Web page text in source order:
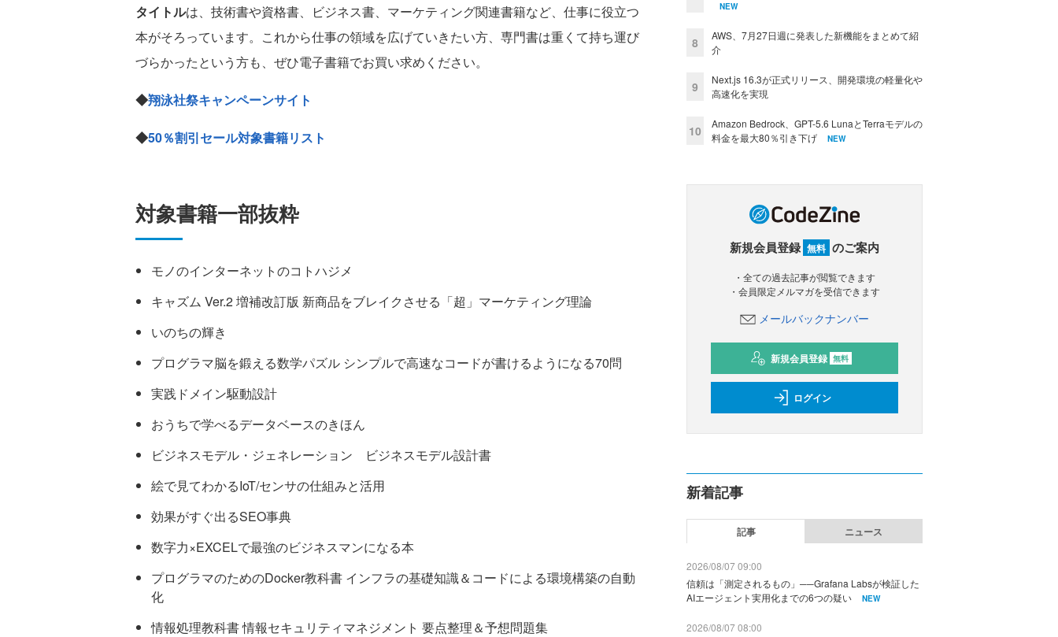
タイトルは、技術書や資格書、ビジネス書、マーケティング関連書籍など、仕事に役立つ
本がそろっています。これから仕事の領域を広げていきたい方、専門書は重くて持ち運び
づらかったという方も、ぜひ電子書籍でお買い求めください。
◆翔泳社祭キャンペーンサイト
◆50％割引セール対象書籍リスト
対象書籍一部抜粋
モノのインターネットのコトハジメ
キャズム Ver.2 増補改訂版 新商品をブレイクさせる「超」マーケティング理論
いのちの輝き
プログラマ脳を鍛える数学パズル シンプルで高速なコードが書けるようになる70問
実践ドメイン駆動設計
おうちで学べるデータベースのきほん
ビジネスモデル・ジェネレーション ビジネスモデル設計書
絵で見てわかるIoT/センサの仕組みと活用
効果がすぐ出るSEO事典
数字力×EXCELで最強のビジネスマンになる本
プログラマのためのDocker教科書 インフラの基礎知識＆コードによる環境構築の自動
化
情報処理教科書 情報セキュリティマネジメント 要点整理＆予想問題集
NEW
8
AWS、7月27日週に発表した新機能をまとめて紹
介
9
Next.js 16.3が正式リリース、開発環境の軽量化や
高速化を実現
10
Amazon Bedrock、GPT-5.6 LunaとTerraモデルの
料金を最大80％引き下げ
NEW
新規会員登録 無料 のご案内
・全ての過去記事が閲覧できます
・会員限定メルマガを受信できます
メールバックナンバー
新規会員登録 無料
ログイン
新着記事
記事 ニュース
2026/08/07 09:00
信頼は「測定されるもの」──Grafana Labsが検証した
AIエージェント実用化までの6つの疑い
NEW
2026/08/07 08:00